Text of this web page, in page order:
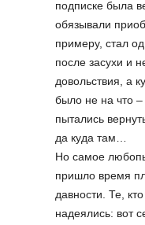
подписке была
обязывали
примеру, стал
после засухи и
довольствия, а
было не на что
пытались
да куда там…
Но самое
пришло время
давности. Те,
надеялись: вот